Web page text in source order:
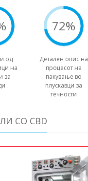
од
на
за
72%
Детален опис на
процесот на
пакување во
плускавци за
течности
СО CBD